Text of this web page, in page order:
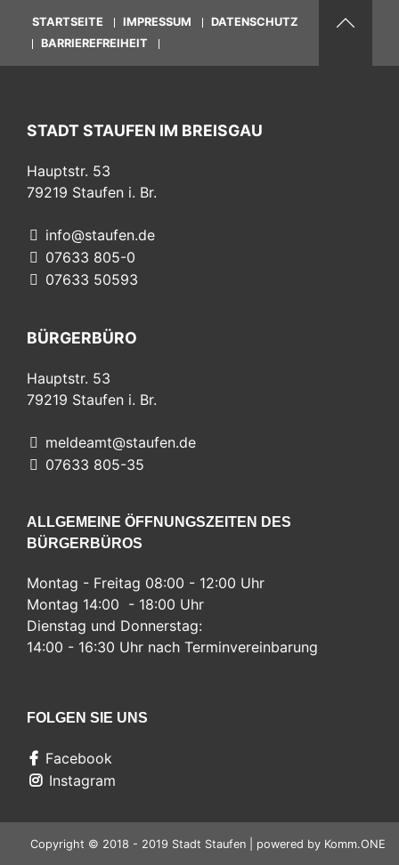
STARTSEITE IMPRESSUM
DATENSCHUTZ
BARRIEREFREIHEIT
STADT STAUFEN IM BREISGAU
Hauptstr. 53
79219 Staufen i. Br.
info@staufen.de
07633 805-0
07633 50593
BÜRGERBÜRO
Hauptstr. 53
79219 Staufen i. Br.
meldeamt@staufen.de
07633 805-35
ALLGEMEINE ÖFFNUNGSZEITEN DES
BÜRGERBÜROS
Montag - Freitag 08:00 - 12:00 Uhr
Montag 14:00 - 18:00 Uhr
Dienstag und Donnerstag:
14:00 - 16:30 Uhr nach Terminvereinbarung
FOLGEN SIE UNS
Facebook
Instagram
Copyright © 2018 - 2019 Stadt Staufen | powered by Komm.ONE